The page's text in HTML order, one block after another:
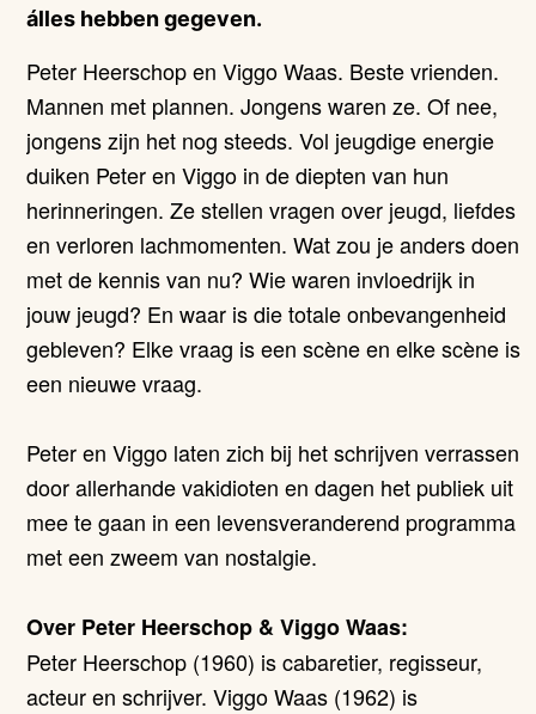
álles hebben gegeven.
Peter Heerschop en Viggo Waas. Beste vrienden.
Mannen met plannen. Jongens waren ze. Of nee,
jongens zijn het nog steeds. Vol jeugdige energie
duiken Peter en Viggo in de diepten van hun
herinneringen. Ze stellen vragen over jeugd, liefdes
en verloren lachmomenten. Wat zou je anders doen
met de kennis van nu? Wie waren invloedrijk in
jouw jeugd? En waar is die totale onbevangenheid
gebleven? Elke vraag is eenscèneen elkescène is
een nieuwe vraag.
Peter en Viggo laten zich bij het schrijven verrassen
door allerhande vakidioten en dagen het publiek uit
mee te gaan in een levensveranderend programma
met een zweem van nostalgie.
Over Peter Heerschop & Viggo Waas:
Peter Heerschop (1960) is cabaretier, regisseur,
acteur en schrijver. Viggo Waas (1962) is